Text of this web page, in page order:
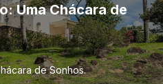
Uma Chácara de
de Sonhos.